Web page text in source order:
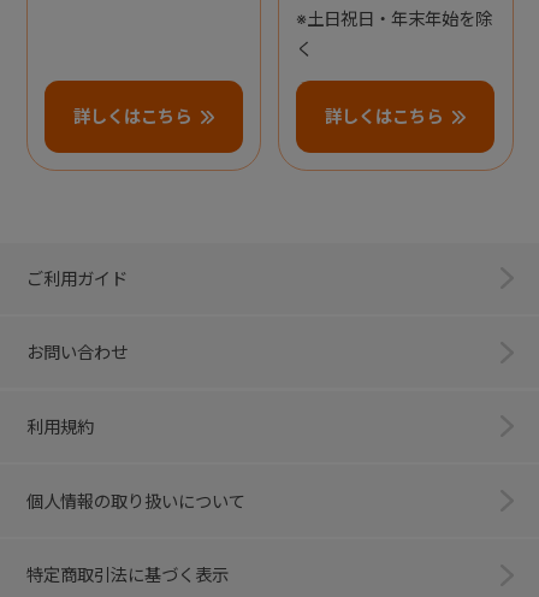
詳しくはこちら
※土日祝日・年末年始を除
く
詳しくはこちら
ご利用ガイド
お問い合わせ
利用規約
個人情報の取り扱いについて
特定商取引法に基づく表示